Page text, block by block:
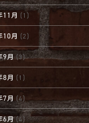
11月 (1)
10月 (2)
9月(3)
8月 (1)
7月 (4)
6月(4)